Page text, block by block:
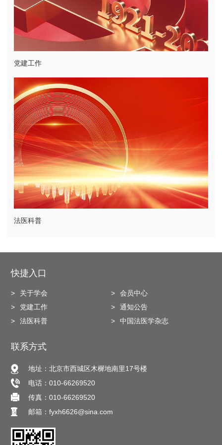
党建工作
法医科普
快捷入口
关于学会
会员中心
党建工作
通知公告
法医科普
中国法医学杂志
联系方式
地址：北京市西城区木樨地南里17号楼
电话：010-66269520
传真：010-66269520
邮箱：fyxh6626@sina.com